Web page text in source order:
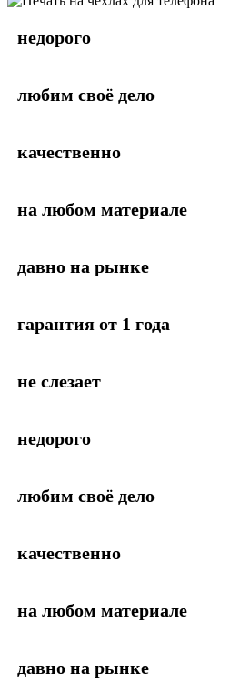
недорого
любим своё дело
качественно
на любом материале
давно на рынке
гарантия от 1 года
не слезает
недорого
любим своё дело
качественно
на любом материале
давно на рынке